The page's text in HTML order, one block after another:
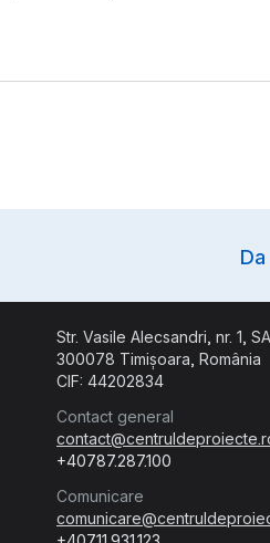
Da
Str. Vasile Alecsandri, nr. 1,
300078 Timișoara, România
CIF: 44202834
Contact general
+40787.287.100
Comunicare